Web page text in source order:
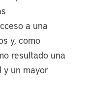
a una
y, como
resultado una
y un mayor